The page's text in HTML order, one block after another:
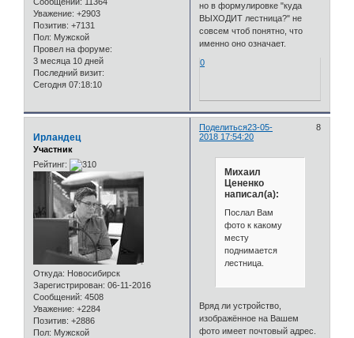
Уважение: +2903
Позитив: +7131
Пол: Мужской
Провел на форуме:
3 месяца 10 дней
Последний визит:
Сегодня 07:18:10
но в формулировке "куда
ВЫХОДИТ лестница?" не
совсем чтоб понятно, что
именно оно означает.
0
Поделиться 8
23-05-
2018 17:54:20
Ирландец
Участник
Рейтинг:
Откуда: Новосибирск
Зарегистрирован: 06-11-2016
Сообщений: 4508
Уважение: +2284
Позитив: +2886
Пол: Мужской
Михаил
Цененко
написал(а):
Послал Вам
фото к какому
месту
поднимается
лестница.
Вряд ли устройство,
изображённое на Вашем
фото имеет почтовый адрес.